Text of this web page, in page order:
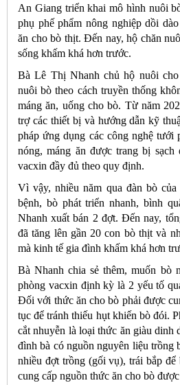
An Giang triển khai mô hình nuôi
phụ phế phẩm nông nghiệp dồi
ăn cho bò thịt. Đến nay, hộ chăn
sống khấm khá hơn trước.
Bà Lê Thị Nhanh chủ hộ nuôi
nuôi bò theo cách truyền thống
máng ăn, uống cho bò. Từ năm
trợ các thiết bị và hướng dẫn kỹ
pháp ứng dụng các công nghệ tưới
nóng, máng ăn được trang bị
vacxin đầy đủ theo quy định.
Vì vậy, nhiều năm qua đàn bò
bệnh, bò phát triển nhanh, bình
Nhanh xuất bán 2 đợt. Đến nay,
đã tăng lên gần 20 con bò thịt và
mà kinh tế gia đình khấm khá hơn
Bà Nhanh chia sẻ thêm, muốn bò
phòng vacxin định kỳ là 2 yếu tố
Đối với thức ăn cho bò phải được
tục để tránh thiếu hụt khiến bò đói.
cắt nhuyễn là loại thức ăn giàu dinh
đình bà có nguồn nguyên liệu trồng
nhiều đợt trồng (gối vụ), trái bắp để
cung cấp nguồn thức ăn cho bò